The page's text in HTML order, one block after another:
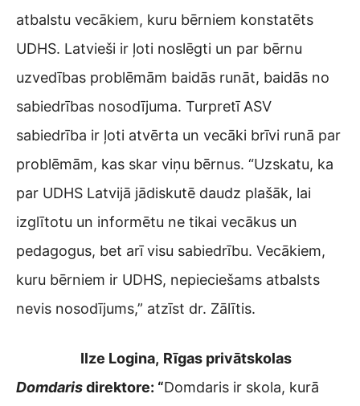
atbalstu vecākiem, kuru bērniem konstatēts
UDHS. Latvieši ir ļoti noslēgti un par bērnu
uzvedības problēmām baidās runāt, baidās no
sabiedrības nosodījuma. Turpretī ASV
sabiedrība ir ļoti atvērta un vecāki brīvi runā par
problēmām, kas skar viņu bērnus. “Uzskatu, ka
par UDHS Latvijā jādiskutē daudz plašāk, lai
izglītotu un informētu ne tikai vecākus un
pedagogus, bet arī visu sabiedrību. Vecākiem,
kuru bērniem ir UDHS, nepieciešams atbalsts
nevis nosodījums,” atzīst dr. Zālītis.
Ilze Logina, Rīgas privātskolas
Domdarisdirektore: “Domdaris ir skola, kurā